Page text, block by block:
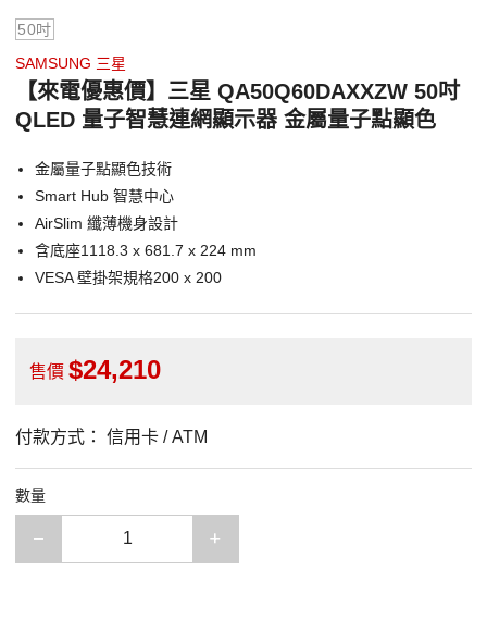
50吋
SAMSUNG 三星
【來電優惠價】三星 QA50Q60DAXXZW 50吋
QLED 量子智慧連網顯示器 金屬量子點顯色
金屬量子點顯色技術
Smart Hub 智慧中心
AirSlim 纖薄機身設計
含底座1118.3 x 681.7 x 224 mm
VESA 壁掛架規格200 x 200
售價 24,210
付款方式： 信用卡 / ATM
數量
減少一項